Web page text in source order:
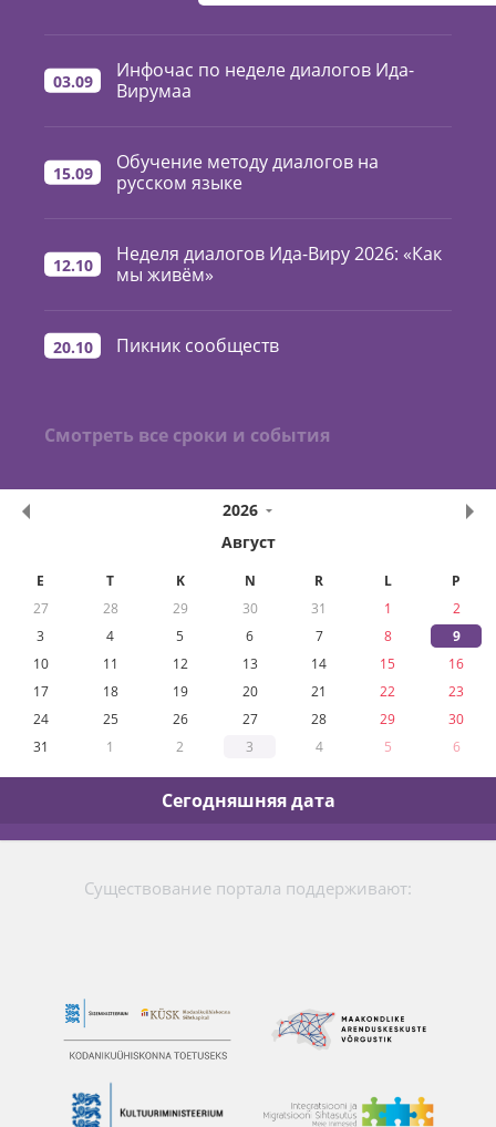
03.09
Инфочас по неделе диалогов Ида-
Вирумаа
15.09
Обучение методу диалогов на
русском языке
12.10
Неделя диалогов Ида-Виру 2026: «Как
мы живём»
20.10 Пикник сообществ
Смотреть все сроки и события
2026
Август
E T K N R L
P
27
28 29 30 31 1
2
3
4 5 6 7 8
9
10
11 12 13 14 15
16
17
18 19 20 21 22
23
24
25 26 27 28 29
30
31
1 2 3 4 5 6
Сегодняшняя дата
Существование портала поддерживают: